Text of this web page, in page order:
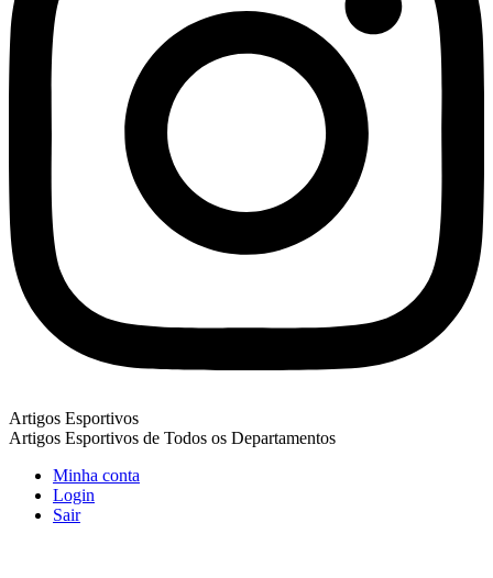
Artigos Esportivos
Artigos Esportivos de Todos os Departamentos
Minha conta
Login
Sair